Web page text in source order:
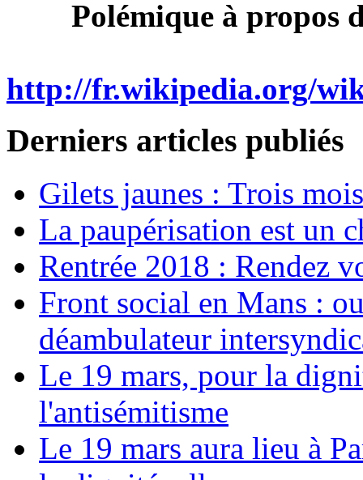
Polémique à propos
http://fr.wikipedia.org/
Derniers articles publiés
Gilets jaunes : Trois
La paupérisation est un
Rentrée 2018 : Rendez
Front social en Mans :
déambulateur
Le 19 mars, pour la
l'antisémitisme
Le 19 mars aura lieu à